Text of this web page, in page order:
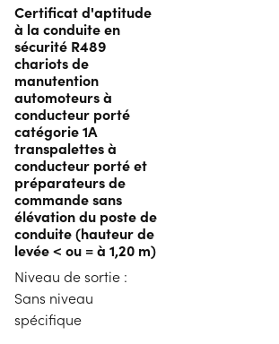
Certificat d'aptitude
à la conduite en
sécurité R489
chariots de
manutention
automoteurs à
conducteur porté
catégorie 1A
transpalettes à
conducteur porté et
préparateurs de
commande sans
élévation du poste de
conduite (hauteur de
levée < ou = à 1,20 m)
Niveau de sortie :
Sans niveau
spécifique